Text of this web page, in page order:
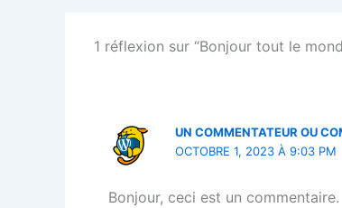
1 réflexion sur “Bonjour tout le
UN COMMENTATEUR OU
OCTOBRE 1, 2023 À 9:03 PM
Bonjour, ceci est un commentaire.